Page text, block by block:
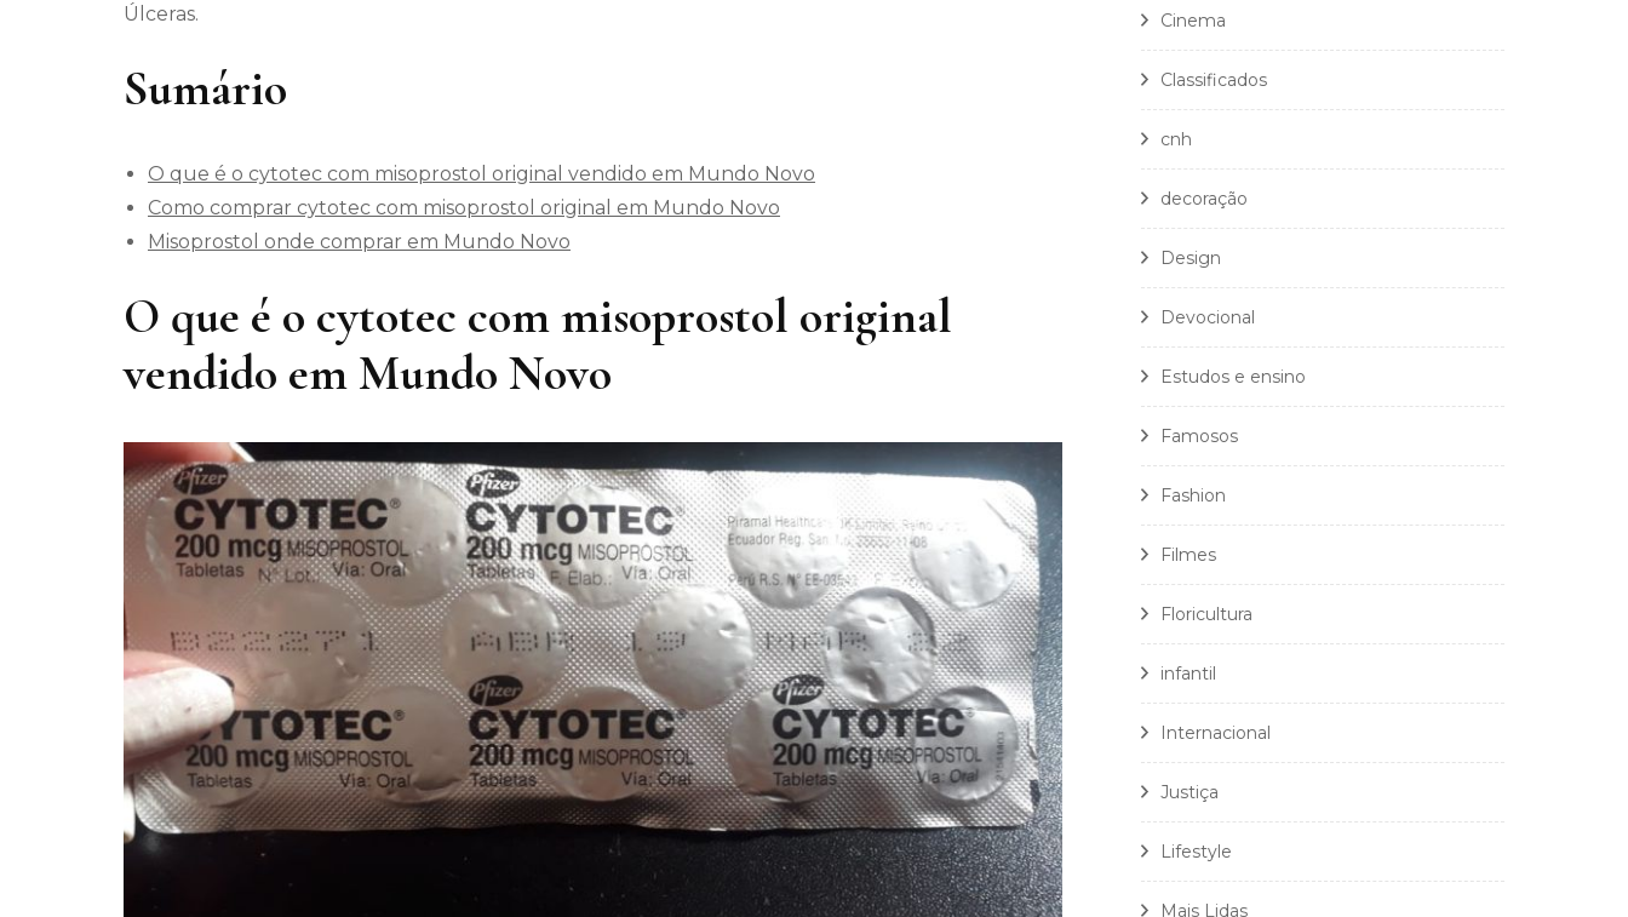
Úlceras.
Sumário
O que é o cytotec com misoprostol original vendido em Mundo Novo
Como comprar cytotec com misoprostol original em Mundo Novo
Misoprostol onde comprar em Mundo Novo
O que é o cytotec com misoprostol original
vendido em Mundo Novo
Cinema
Classificados
cnh
decoração
Design
Devocional
Estudos e ensino
Famosos
Fashion
Filmes
Floricultura
infantil
Internacional
Justiça
Lifestyle
Mais Lidas